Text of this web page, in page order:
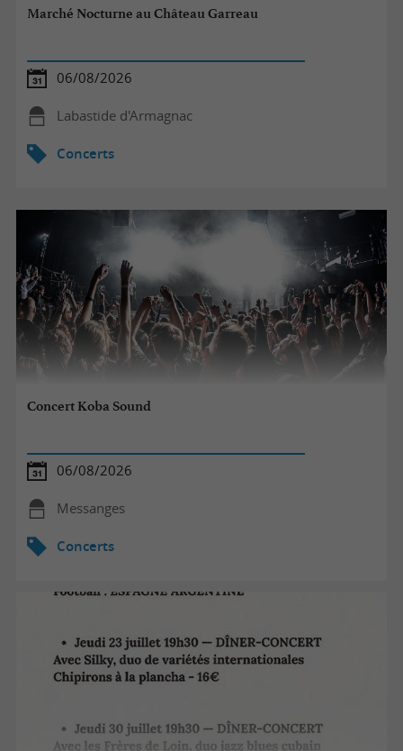
Marché Nocturne au Château Garreau
06/08/2026
Labastide d'Armagnac
Concerts
Concert Koba Sound
06/08/2026
Messanges
Concerts